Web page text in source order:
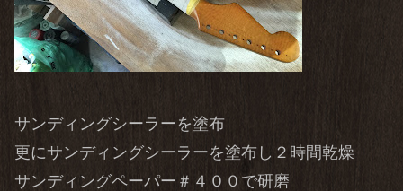
サンディングシーラーを塗布
更にサンディングシーラーを塗布し２時間乾燥
サンディングペーパー＃４００で研磨